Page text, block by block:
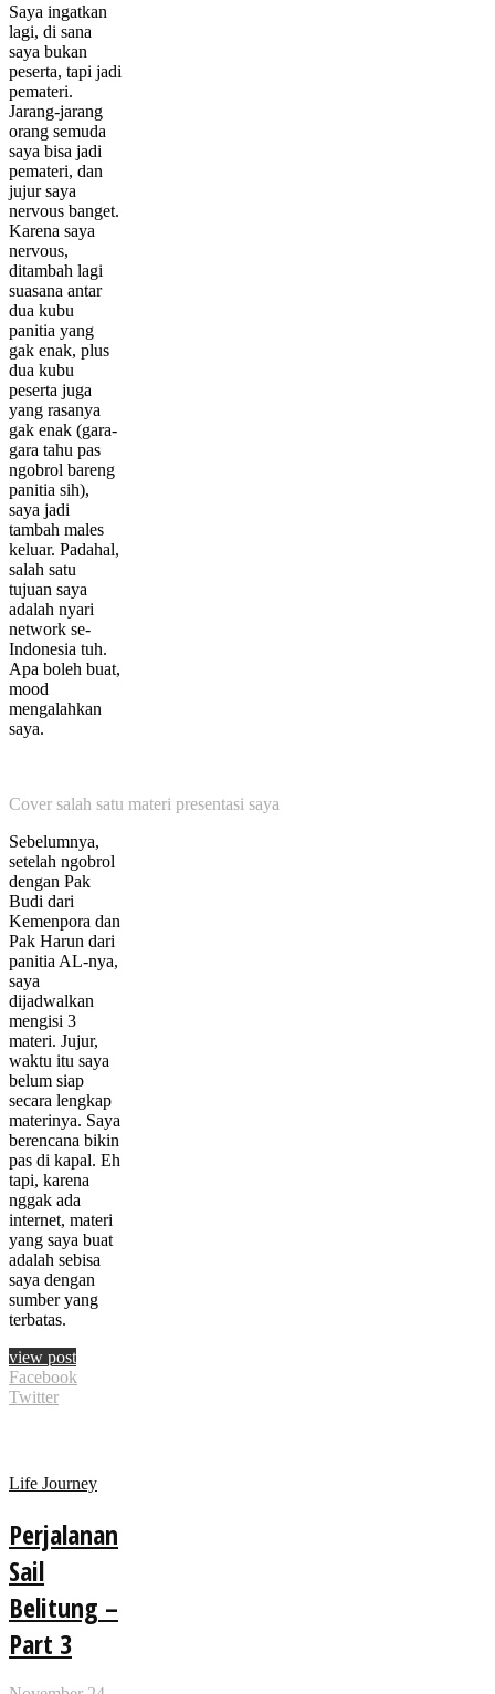
Saya ingatkan
lagi, di sana
saya bukan
peserta, tapi jadi
pemateri.
Jarang-jarang
orang semuda
saya bisa jadi
pemateri, dan
jujur saya
nervous banget.
Karena saya
nervous,
ditambah lagi
suasana antar
dua kubu
panitia yang
gak enak, plus
dua kubu
peserta juga
yang rasanya
gak enak (gara-
gara tahu pas
ngobrol bareng
panitia sih),
saya jadi
tambah males
keluar. Padahal,
salah satu
tujuan saya
adalah nyari
network se-
Indonesia tuh.
Apa boleh buat,
mood
mengalahkan
saya.
Cover salah satu materi presentasi saya
Sebelumnya,
setelah ngobrol
dengan Pak
Budi dari
Kemenpora dan
Pak Harun dari
panitia AL-nya,
saya
dijadwalkan
mengisi 3
materi. Jujur,
waktu itu saya
belum siap
secara lengkap
materinya. Saya
berencana bikin
pas di kapal. Eh
tapi, karena
nggak ada
internet, materi
yang saya buat
adalah sebisa
saya dengan
sumber yang
terbatas.
view post
Facebook
Twitter
Life Journey
Perjalanan
Sail
Belitung –
Part 3